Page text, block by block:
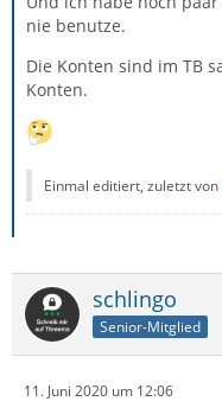
nie benutze.
Die Konten sind im TB
Konten.
Einmal editiert, zuletzt von
schlingo
Senior-Mitglied
11. Juni 2020 um 12:06